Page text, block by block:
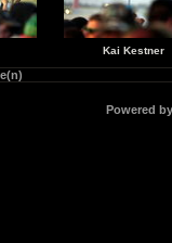
Kai Kestner
Powered